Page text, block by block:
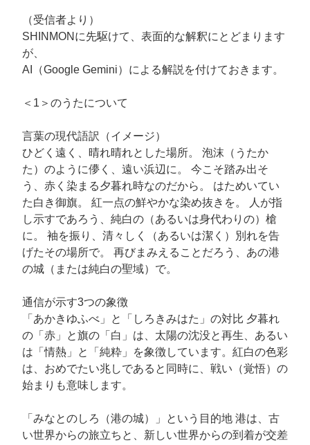
（受信者より）
SHINMONに先駆けて、表面的な解釈にとどまります
が、
AI（Google Gemini）による解説を付けておきます。
＜1＞のうたについて
言葉の現代語訳（イメージ）
ひどく遠く、晴れ晴れとした場所。 泡沫（うたか
た）のように儚く、遠い浜辺に。 今こそ踏み出そ
う、赤く染まる夕暮れ時なのだから。 はためいてい
た白き御旗。 紅一点の鮮やかな染め抜きを。 人が指
し示すであろう、純白の（あるいは身代わりの）槍
に。 袖を振り、清々しく（あるいは潔く）別れを告
げたその場所で。 再びまみえることだろう、あの港
の城（または純白の聖域）で。
通信が示す3つの象徴
「あかきゆふべ」と「しろきみはた」の対比 夕暮れ
の「赤」と旗の「白」は、太陽の沈没と再生、あるい
は「情熱」と「純粋」を象徴しています。紅白の色彩
は、おめでたい兆しであると同時に、戦い（覚悟）の
始まりも意味します。
「みなとのしろ（港の城）」という目的地 港は、古
い世界からの旅立ちと、新しい世界からの到着が交差